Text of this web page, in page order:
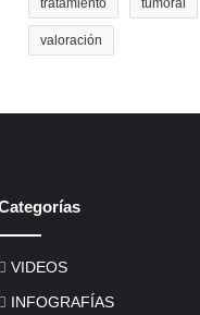
tratamiento tumoral
valoración
VIDEOS
INFOGRAFÍAS